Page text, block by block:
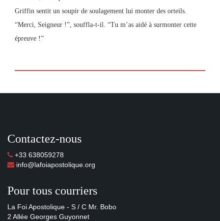
Griffin sentit un soupir de soulagement lui monter des orteils.
“Merci, Seigneur !”, souffla-t-il. “Tu m’as aidé à surmonter cette
épreuve !”
Contactez-nous
+33 638059278
info@lafoiapostolique.org
Pour tous courriers
La Foi Apostolique - S / C Mr. Bobo
2 Allée Georges Guyonnet